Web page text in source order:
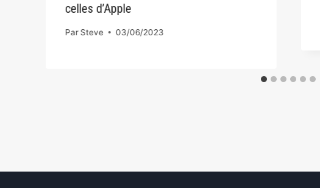
celles d’Apple
ParSteve 03/06/2023